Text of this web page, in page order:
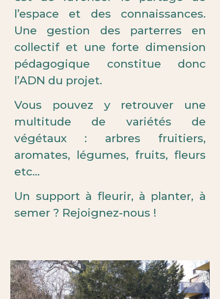
l’espace et des connaissances.
Une gestion des parterres en
collectif et une forte dimension
pédagogique constitue donc
l’ADN du projet.
Vous pouvez y retrouver une
multitude de variétés de
végétaux : arbres fruitiers,
aromates, légumes, fruits, fleurs
etc...
Un support à fleurir, à planter, à
semer ? Rejoignez-nous !